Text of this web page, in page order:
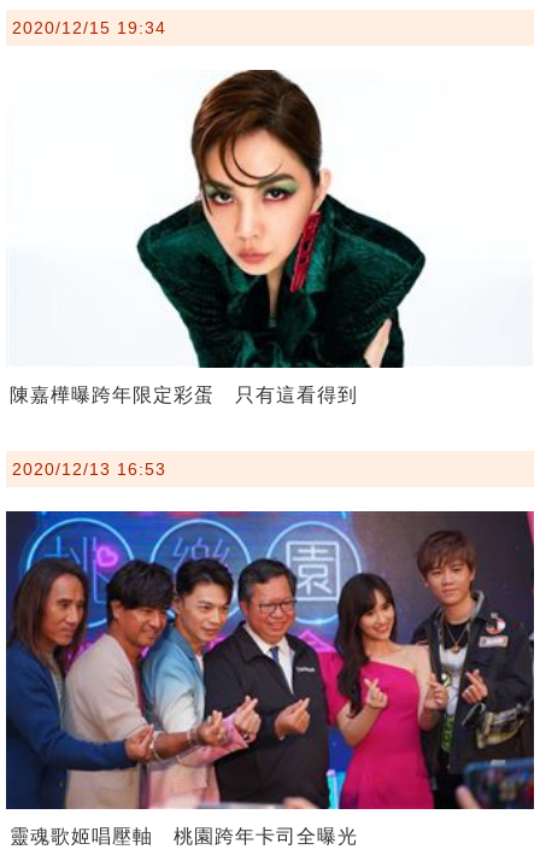
2020/12/15 19:34
陳嘉樺曝跨年限定彩蛋 只有這看得到
2020/12/13 16:53
靈魂歌姬唱壓軸 桃園跨年卡司全曝光